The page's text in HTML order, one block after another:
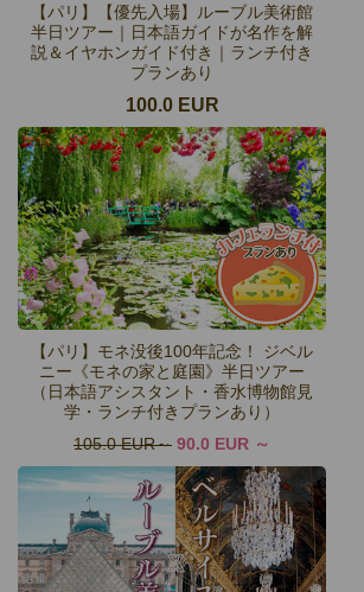
【パリ】【優先入場】ルーブル美術館
半日ツアー｜日本語ガイドが名作を解
説＆イヤホンガイド付き｜ランチ付き
プランあり
100.0 EUR
【パリ】モネ没後100年記念！ ジベル
ニー《モネの家と庭園》半日ツアー
（日本語アシスタント・香水博物館見
学・ランチ付きプランあり）
105.0 EUR
90.0 EUR